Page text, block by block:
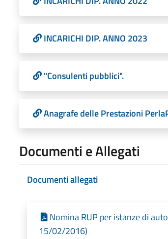
INCARICHI DIP. ANNO 2023
"Consulenti pubblici".
Anagrafe delle Prestazioni
Documenti e Allegati
Documenti allegati
Nomina RUP per istanze di
15/02/2016)